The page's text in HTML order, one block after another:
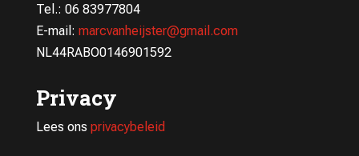
Tel.: 06 83977804
E-mail: marcvanheijster@gmail.com
NL44RABO0146901592
Privacy
Lees ons privacybeleid